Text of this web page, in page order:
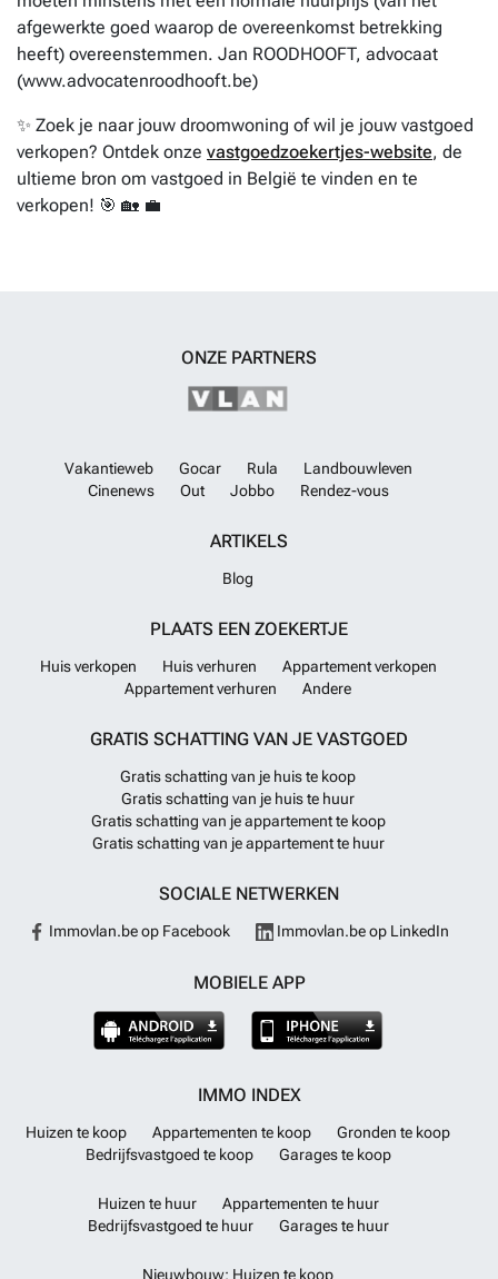
afgewerkte goed waarop de overeenkomst betrekking
heeft) overeenstemmen. Jan ROODHOOFT, advocaat
(www.advocatenroodhooft.be)
✨ Zoek je naar jouw droomwoning of wil je jouw vastgoed
verkopen? Ontdek onze vastgoedzoekertjes-website, de
ultieme bron om vastgoed in België te vinden en te
verkopen! 🎯 🏡 💼
ONZE PARTNERS
Vakantieweb Gocar Rula
Landbouwleven
Cinenews
Out Jobbo Rendez-vous
ARTIKELS
Blog
PLAATS EEN ZOEKERTJE
Huis verkopen Huis verhuren
Appartement verkopen
Appartement verhuren
Andere
GRATIS SCHATTING VAN JE VASTGOED
Gratis schatting van je huis te koop
Gratis schatting van je huis te huur
Gratis schatting van je appartement te koop
Gratis schatting van je appartement te huur
SOCIALE NETWERKEN
Immovlan.be op Facebook Immovlan.be op LinkedIn
MOBIELE APP
IMMO INDEX
Huizen te koop Appartementen te koop
Gronden te koop
Bedrijfsvastgoed te koop
Garages te koop
Huizen te huur
Appartementen te huur
Bedrijfsvastgoed te huur
Garages te huur
Nieuwbouw: Huizen te koop